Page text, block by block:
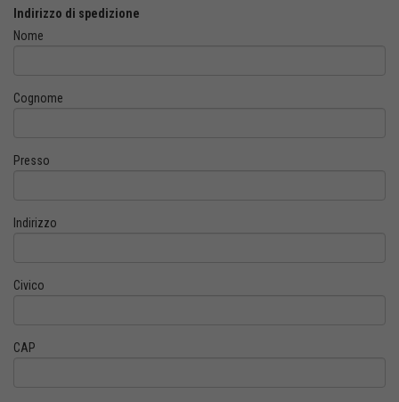
Indirizzo di spedizione
Nome
Cognome
Presso
Indirizzo
Civico
CAP